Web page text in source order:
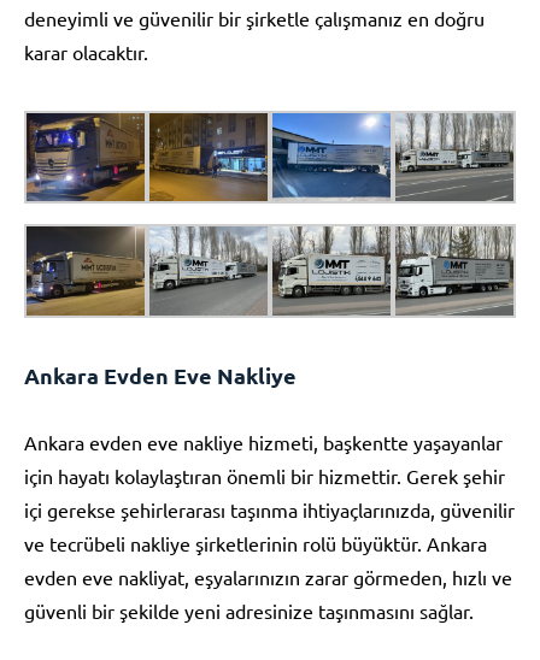
deneyimli ve güvenilir bir şirketle çalışmanız en doğru
karar olacaktır.
Ankara Evden Eve Nakliye
Ankara evden eve nakliye hizmeti, başkentte yaşayanlar
için hayatı kolaylaştıran önemli bir hizmettir. Gerek şehir
içi gerekse şehirlerarası taşınma ihtiyaçlarınızda, güvenilir
ve tecrübeli nakliye şirketlerinin rolü büyüktür. Ankara
evden eve nakliyat, eşyalarınızın zarar görmeden, hızlı ve
güvenli bir şekilde yeni adresinize taşınmasını sağlar.